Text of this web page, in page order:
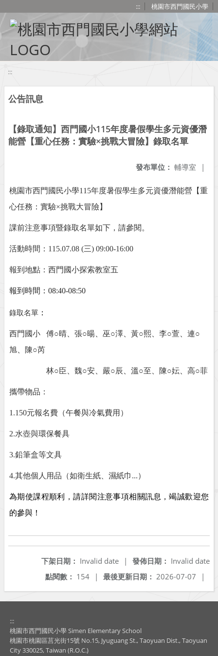
::: 桃園市西門國民小學
:::
公告訊息
【錄取通知】西門國小115年度暑假學生多元資優潛
能營【重心任務：實驗×挑戰大冒險】錄取名單
發布單位： 輔導室 |
桃園市西門國民小學115年度暑假學生多元資優潛能營【重
心任務：實驗×挑戰大冒險】
課前注意事項暨錄取名單如下，請參閱。
活動時間： 115.07.08 (三) 09:00-16:00
報到地點：西門國小探索教室五
報到時間： 08:40-08:50
錄取名單 ：
西門國小 傅○晴 張○暘 巫○澤 黃○熙 李○萱
連○
旭
陳○芮
林○臣 魏○安 嚴○辰 溫○至 陳○妘 高○菲
攜帶物品：
1.150元報名費（午餐與冷氣費用）
2.水壺與環保餐具
3.鉛筆盒等文具
4.其他個人用品（如衛生紙、濕紙巾 ...）
為期使課程順利，請詳閱注意事項相關訊息，竭誠歡迎您
的參與！
發佈日期： Invalid date
下架日期： Invalid date
|
最後更新日期： 2026-07-07 |
點閱數： 154 |
:::
桃園市西門國民小學 Simen Elementary School
桃園市桃園區莒光街15號 No.15, Jyuguang St., Taoyuan Dist., Taoyuan
City 330025, Taiwan (R.O.C.)